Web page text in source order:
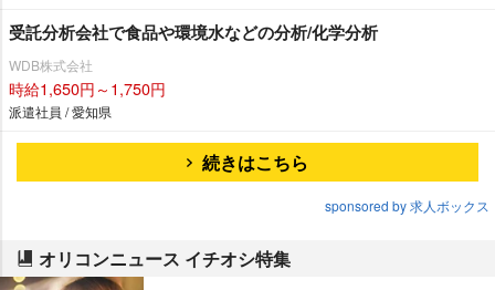
受託分析会社で食品や環境水などの分析/化学分析
WDB株式会社
時給1,650円～1,750円
派遣社員 / 愛知県
続きはこちら
sponsored by 求人ボックス
オリコンニュース イチオシ特集